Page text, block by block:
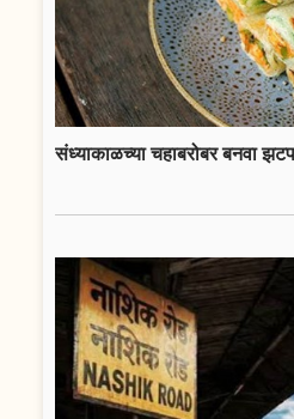
संध्याकाळच्या चहाबरोबर बनवा